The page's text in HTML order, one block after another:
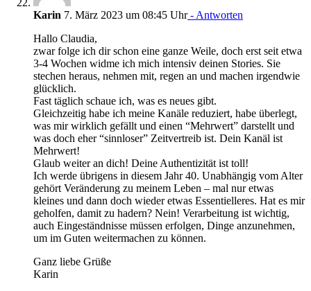
Karin 7. März 2023 um 08:45 Uhr- Antworten
Hallo Claudia,
zwar folge ich dir schon eine ganze Weile, doch erst seit etwa
3-4 Wochen widme ich mich intensiv deinen Stories. Sie
stechen heraus, nehmen mit, regen an und machen irgendwie
glücklich.
Fast täglich schaue ich, was es neues gibt.
Gleichzeitig habe ich meine Kanäle reduziert, habe überlegt,
was mir wirklich gefällt und einen “Mehrwert” darstellt und
was doch eher “sinnloser” Zeitvertreib ist. Dein Kanäl ist
Mehrwert!
Glaub weiter an dich! Deine Authentizität ist toll!
Ich werde übrigens in diesem Jahr 40. Unabhängig vom Alter
gehört Veränderung zu meinem Leben – mal nur etwas
kleines und dann doch wieder etwas Essentielleres. Hat es mir
geholfen, damit zu hadern? Nein! Verarbeitung ist wichtig,
auch Eingeständnisse müssen erfolgen, Dinge anzunehmen,
um im Guten weitermachen zu können.
Ganz liebe Grüße
Karin